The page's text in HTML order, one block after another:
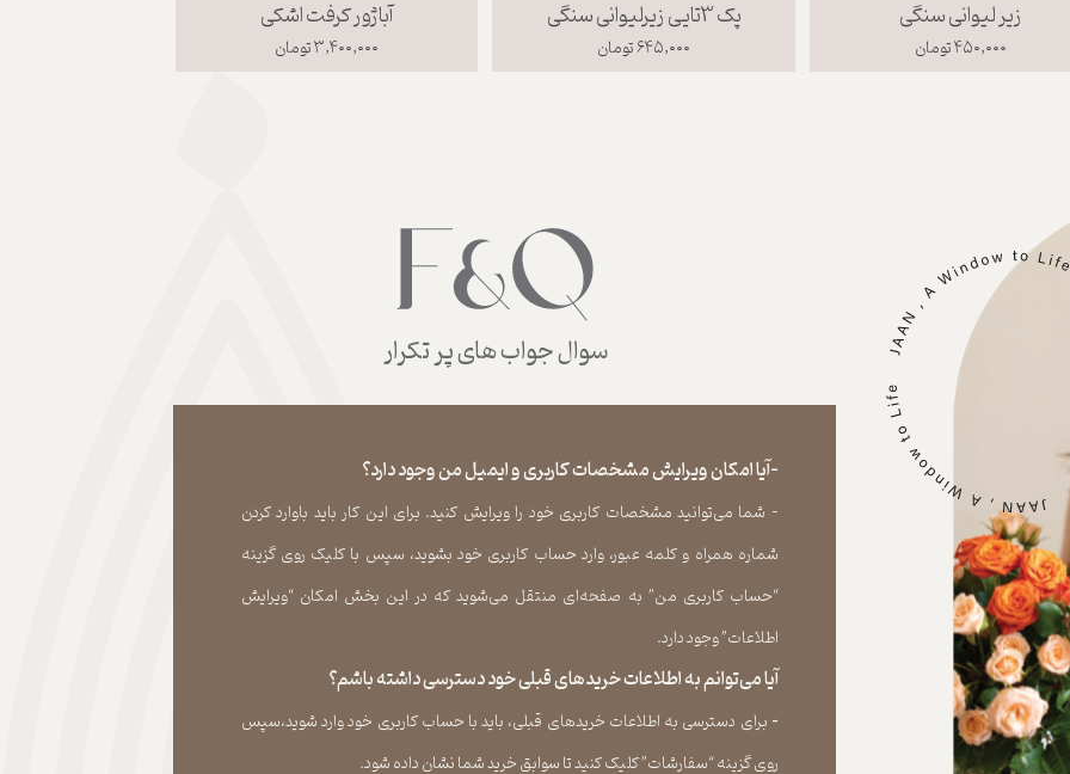
آباژور کرفت اشکی
۳,۴۰۰,۰۰۰ تومان
پک 3تایی زیرلیوانی سنگی
۶۴۵,۰۰۰ تومان
زیر لیوانی سنگی
۴۵۰,۰۰۰ تومان
سوال جواب های پر تکرار
-آیا امکان ویرایش مشخصات کاربری و ایمیل من وجود دارد؟
- شما می‏‌توانید مشخصات کاربری خود را ویرایش کنید. برای این کار باید باوارد کردن
شماره همراه و کلمه عبور، وارد حساب کاربری خود بشوید، سپس با کلیک روی گزینه
“حساب کاربری من” به صفحه‏‌ای منتقل می‏‌شوید که در این بخش امکان “ویرایش
اطلاعات” وجود دارد.​​​​​​​
آیا می‌‏توانم به اطلاعات خریدهای قبلی خود دسترسی داشته باشم؟
​​​​​​​- برای دسترسی به اطلاعات خریدهای قبلی، باید با حساب کاربری خود وارد شوید،سپس
روی گزینه “سفارشات” کلیک کنید تا سوابق خرید شما نشان داده ‏شود.​​​​​​​